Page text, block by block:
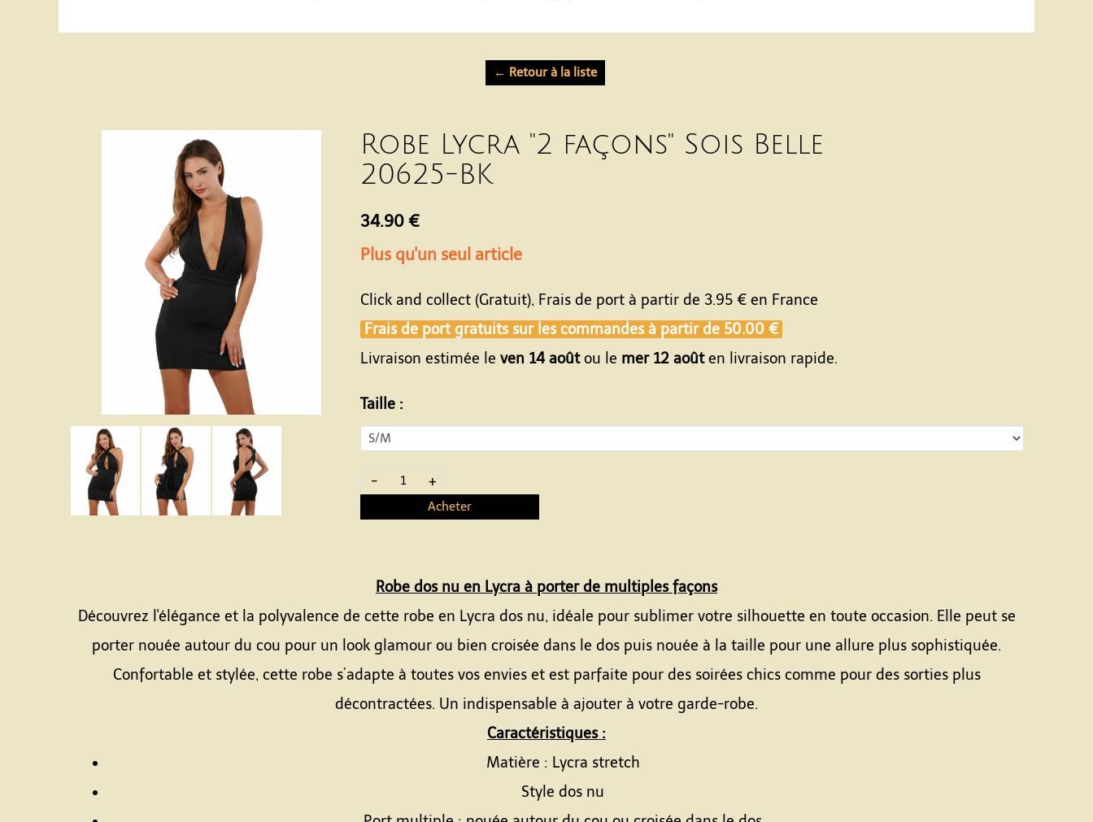
← Retour à la liste
Robe Lycra "2 façons" Sois Belle
20625-BK
34.90 €
Plus qu'un seul article
Click and collect (Gratuit), Frais de port à partir de 3.95 € en France
Frais de port gratuits sur les commandes à partir de 50.00 €
Livraison estimée le ven 14 aoûtou le mer 12 aoûten livraison rapide.
Taille :
- +
Acheter
Robe dos nu en Lycra à porter de multiples façons
Découvrez l'élégance et la polyvalence de cette robe en Lycra dos nu, idéale pour sublimer votre silhouette en toute occasion. Elle peut se
porter nouée autour du cou pour un look glamour ou bien croisée dans le dos puis nouée à la taille pour une allure plus sophistiquée.
Confortable et stylée, cette robe s’adapte à toutes vos envies et est parfaite pour des soirées chics comme pour des sorties plus
décontractées. Un indispensable à ajouter à votre garde-robe.
Caractéristiques :
Matière : Lycra stretch
Style dos nu